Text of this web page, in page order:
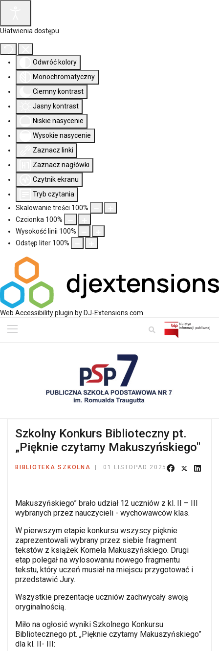
Ułatwienia dostępu
Odwróć kolory
Monochromatyczny
Ciemny kontrast
Jasny kontrast
Niskie nasycenie
Wysokie nasycenie
Zaznacz linki
Zaznacz nagłówki
Czytnik ekranu
Tryb czytania
Skalowanie treści 100%
Czcionka 100%
Wysokość linii 100%
Odstęp liter 100%
Web Accessibility plugin by DJ-Extensions.com
Szkolny Konkurs Biblioteczny pt.
„Pięknie czytamy Makuszyńskiego"
BIBLIOTEKA SZKOLNA 01 LISTOPAD 2025
Makuszyńskiego” brało udział 12 uczniów z kl. II – III
wybranych przez nauczycieli - wychowawców klas.
W pierwszym etapie konkursu wszyscy pięknie
zaprezentowali wybrany przez siebie fragment
tekstów z książek Kornela Makuszyńskiego. Drugi
etap polegał na wylosowaniu nowego fragmentu
tekstu, który uczeń musiał na miejscu przygotować i
przedstawić Jury.
Wszystkie prezentacje uczniów zachwycały swoją
oryginalnością.
Miło na ogłosić wyniki Szkolnego Konkursu
Bibliotecznego pt. „Pięknie czytamy Makuszyńskiego”
dla kl. II- III: